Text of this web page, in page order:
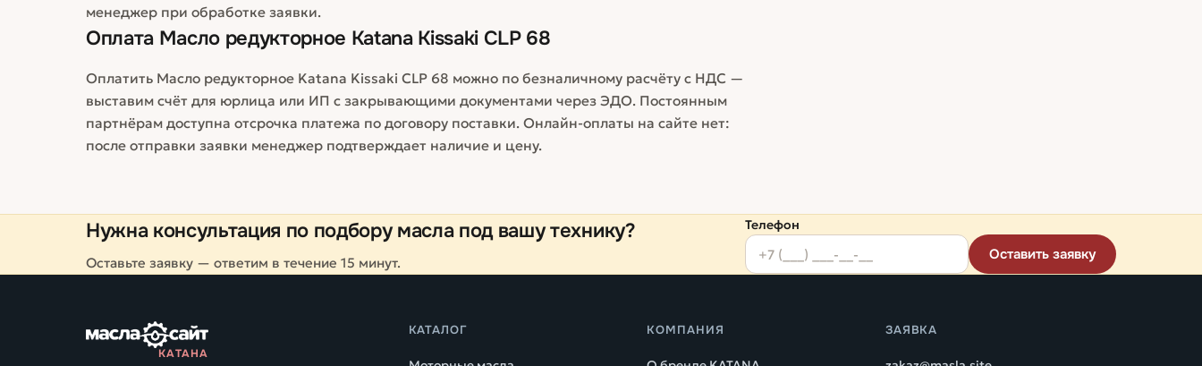
менеджер при обработке заявки.
Оплата Масло редукторное Katana Kissaki CLP 68
Оплатить Масло редукторное Katana Kissaki CLP 68 можно по безналичному расчёту с НДС —
выставим счёт для юрлица или ИП с закрывающими документами через ЭДО. Постоянным
партнёрам доступна отсрочка платежа по договору поставки. Онлайн-оплаты на сайте нет:
после отправки заявки менеджер подтверждает наличие и цену.
Нужна консультация по подбору масла под вашу технику?
Оставьте заявку — ответим в течение 15 минут.
Телефон
Оставить заявку
КАТАНА
КАТАЛОГ КОМПАНИЯ ЗАЯВКА